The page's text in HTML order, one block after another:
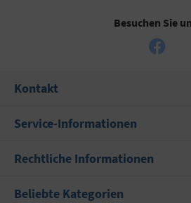
Besuchen Sie
Kontakt
Service-Informationen
Rechtliche Informationen
Beliebte Kategorien